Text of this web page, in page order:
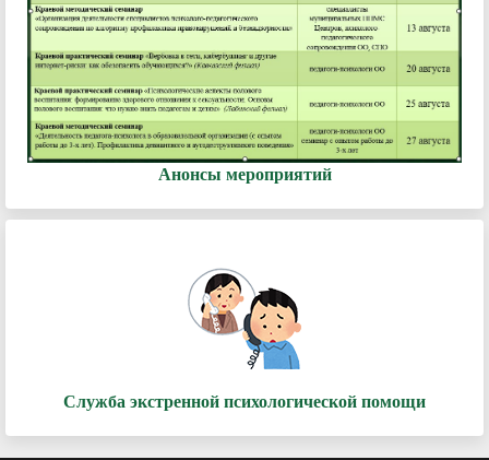
Анонсы мероприятий
Служба экстренной психологической помощи